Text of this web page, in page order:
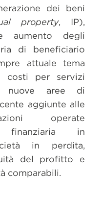
dei beni
property, IP),
aumento degli
di beneficiario
attuale tema
costi per servizi
nuove aree di
aggiunte alle
operate
finanziaria in
in perdita,
del profitto e
comparabili.